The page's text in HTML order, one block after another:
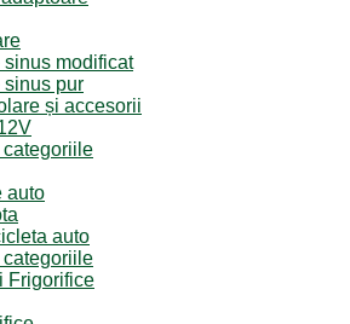
sinus modificat
sinus pur
și accesorii
categoriile
auto
auto
categoriile
Frigorifice